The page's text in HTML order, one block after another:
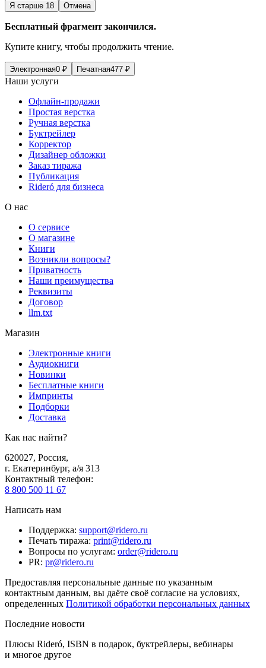
Я старше 18 Отмена
Бесплатный фрагмент закончился.
Купите книгу, чтобы продолжить чтение.
Электронная0 ₽ Печатная477 ₽
Наши услуги
Офлайн-продажи
Простая верстка
Ручная верстка
Буктрейлер
Корректор
Дизайнер обложки
Заказ тиража
Публикация
Rideró для бизнеса
О нас
О сервисе
О магазине
Книги
Возникли вопросы?
Приватность
Наши преимущества
Реквизиты
Договор
llm.txt
Магазин
Электронные книги
Аудиокниги
Новинки
Бесплатные книги
Импринты
Подборки
Доставка
Как нас найти?
620027, Россия,
г. Екатеринбург, а/я 313
Контактный телефон:
8 800 500 11 67
Написать нам
Поддержка: support@ridero.ru
Печать тиража: print@ridero.ru
Вопросы по услугам: order@ridero.ru
PR: pr@ridero.ru
Предоставляя персональные данные по указанным
контактным данным, вы даёте своё согласие на условиях,
определенных Политикой обработки персональных данных
Последние новости
Плюсы Rideró, ISBN в подарок, буктрейлеры, вебинары
и многое другое